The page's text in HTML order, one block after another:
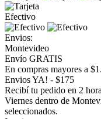
Efectivo
Envios:
Montevideo
Envío GRATIS
En compras mayores a
Envios YA! - $175
Recibí tu pedido en 2
Viernes dentro de
seleccionados.